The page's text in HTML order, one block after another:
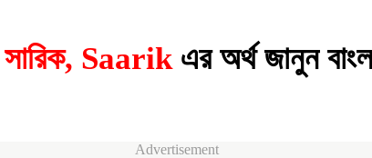
সারিক, Saarikএর অর্থ জানুন
Advertisement